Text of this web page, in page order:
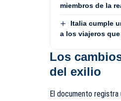
miembros de la
Italia cumple
a los viajeros
Los
del exilio
El documento registra